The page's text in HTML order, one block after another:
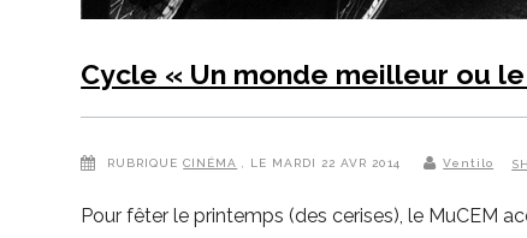
Cycle « Un monde meilleur ou
RUBRIQUE CINÉMA , LE MARDI 22 AVR 2014 Ventilo
Pour fêter le printemps (des cerises), le MuCEM